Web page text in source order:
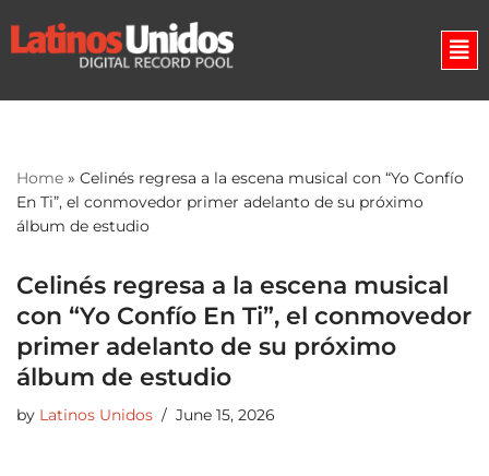
Skip
Home » Celinés regresa a la escena musical con “Yo Confío
En Ti”, el conmovedor primer adelanto de su próximo
álbum de estudio
Celinés regresa a la escena musical
con “Yo Confío En Ti”, el conmovedor
primer adelanto de su próximo
álbum de estudio
by Latinos Unidos June 15, 2026